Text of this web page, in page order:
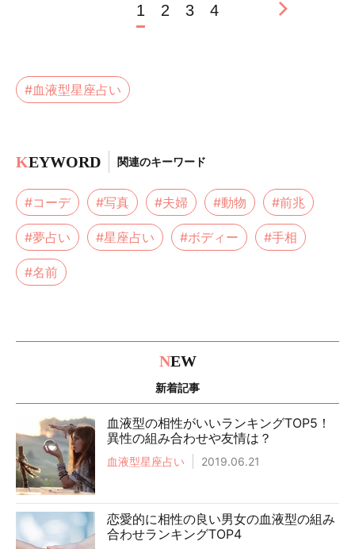
1 2 3 4
#血液型星座占い
KEYWORD 関連のキーワード
#コーデ #写真 #夫婦 #動物 #前兆
#夢占い #星座占い #ボディー #手相
#名前
NEW
新着記事
血液型の相性がいいランキングTOP5！
異性の組み合わせや友情は？
血液型星座占い 2019.06.21
恋愛的に相性の良い男女の血液型の組み
合わせランキングTOP4